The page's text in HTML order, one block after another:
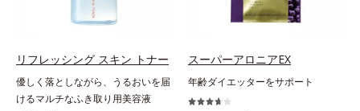
リフレッシング スキン トナー
優しく落としながら、うるおいを届
けるマルチなふき取り用美容液
スーパーアロニアEX
年齢ダイエッターをサポート